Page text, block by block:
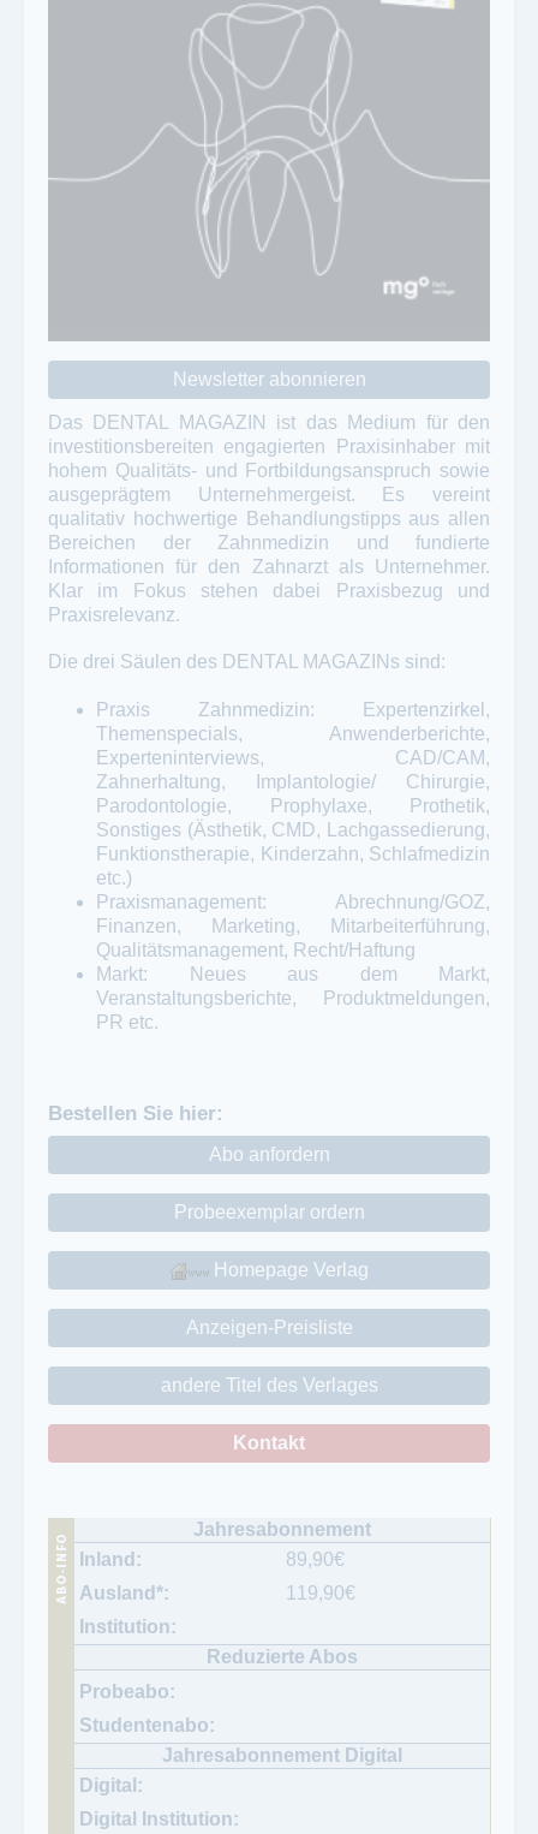
Newsletter abonnieren
Das DENTAL MAGAZIN ist das Medium für den
investitionsbereiten engagierten Praxisinhaber mit
hohem Qualitäts- und Fortbildungsanspruch sowie
ausgeprägtem Unternehmergeist. Es vereint
qualitativ hochwertige Behandlungstipps aus allen
Bereichen der Zahnmedizin und fundierte
Informationen für den Zahnarzt als Unternehmer.
Klar im Fokus stehen dabei Praxisbezug und
Praxisrelevanz.
Die drei Säulen des DENTAL MAGAZINs sind:
Praxis Zahnmedizin: Expertenzirkel,
Themenspecials, Anwenderberichte,
Experteninterviews, CAD/CAM,
Zahnerhaltung, Implantologie/ Chirurgie,
Parodontologie, Prophylaxe, Prothetik,
Sonstiges (Ästhetik, CMD, Lachgassedierung,
Funktionstherapie, Kinderzahn, Schlafmedizin
etc.)
Praxismanagement: Abrechnung/GOZ,
Finanzen, Marketing, Mitarbeiterführung,
Qualitätsmanagement, Recht/Haftung
Markt: Neues aus dem Markt,
Veranstaltungsberichte, Produktmeldungen,
PR etc.
Bestellen Sie hier:
Abo anfordern
Probeexemplar ordern
Homepage Verlag
Anzeigen-Preisliste
andere Titel des Verlages
Kontakt
89,90€
119,90€